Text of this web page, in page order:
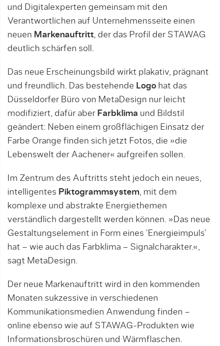
und Digitalexperten gemeinsam mit den
Verantwortlichen auf Unternehmensseite einen
neuen Markenauftritt , der das Profil der STAWAG
deutlich schärfen soll.
Das neue Erscheinungsbild wirkt plakativ, prägnant
und freundlich. Das bestehende Logo hat das
Düsseldorfer Büro von MetaDesign nur leicht
modifiziert, dafür aber Farbklima und Bildstil
geändert: Neben einem großflächigen Einsatz der
Farbe Orange finden sich jetzt Fotos, die »die
Lebenswelt der Aachener« aufgreifen sollen.
Im Zentrum des Auftritts steht jedoch ein neues,
intelligentes Piktogrammsystem , mit dem
komplexe und abstrakte Energiethemen
verständlich dargestellt werden können. »Das neue
Gestaltungselement in Form eines ‘Energieimpuls’
hat – wie auch das Farbklima – Signalcharakter.«,
sagt MetaDesign.
Der neue Markenauftritt wird in den kommenden
Monaten sukzessive in verschiedenen
Kommunikationsmedien Anwendung finden –
online ebenso wie auf STAWAG-Produkten wie
Informationsbroschüren und Wärmflaschen.